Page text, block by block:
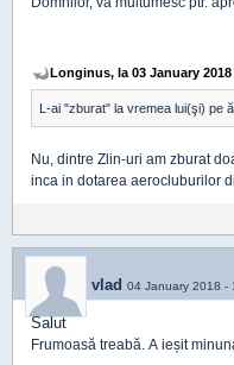
Longinus, la 03 January 2018
L-ai "zburat" la vremea lui(şi) pe
Nu, dintre Zlin-uri am zburat
inca in dotarea aerocluburilor
vlad 04 January 2018 -
Salut
Frumoasă treabă. A ieșit